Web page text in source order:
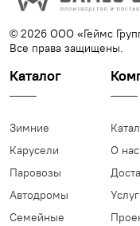
© 2026 ООО «Геймс
Все права защищены.
Каталог
Зимние
Карусели
Паровозы
Автодромы
Семейные
О нас